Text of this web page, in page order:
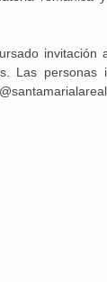
Las personas